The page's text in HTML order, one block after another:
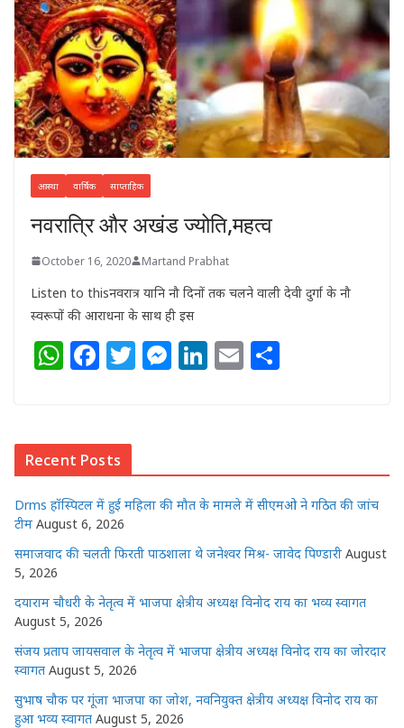
आस्था वार्षिक साप्ताहिक
नवरात्रि और अखंड ज्योति,महत्व
October 16, 2020 Martand Prabhat
Listen to thisनवरात्र यानि नौ दिनों तक चलने वाली देवी दुर्गा के नौ
स्वरूपों की आराधना के साथ ही इस
W
s
A
p
p
F
e
b
o
o
k
T
r
M
n
g
r
Li
dI
n
E
Recent Posts
Drms हॉस्पिटल में हुई महिला की मौत के मामले में सीएमओ ने गठित की जांच
टीम August 6, 2026
समाजवाद की चलती फिरती पाठशाला थे जनेश्वर मिश्र- जावेद पिण्डारी August
5, 2026
दयाराम चौधरी के नेतृत्व में भाजपा क्षेत्रीय अध्यक्ष विनोद राय का भव्य स्वागत
August 5, 2026
संजय प्रताप जायसवाल के नेतृत्व में भाजपा क्षेत्रीय अध्यक्ष विनोद राय का जोरदार
स्वागत August 5, 2026
सुभाष चौक पर गूंजा भाजपा का जोश, नवनियुक्त क्षेत्रीय अध्यक्ष विनोद राय का
हुआ भव्य स्वागत August 5, 2026